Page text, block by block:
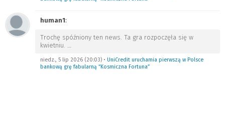
human1:
Trochę spóźniony ten news. Ta gra rozpoczęła się w
kwietniu. …
niedz., 5 lip 2026 (20:03) • UniCredit uruchamia pierwszą w Polsce
bankową grę fabularną “Kosmiczna Fortuna”